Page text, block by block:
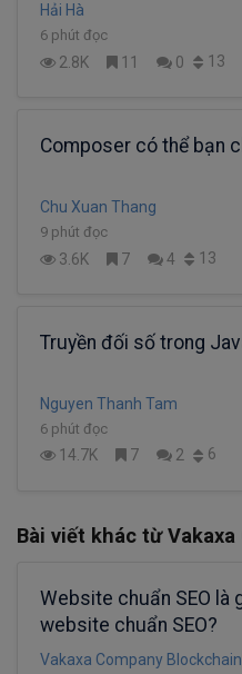
Hải Hà
6 phút đọc
2.8K 11 0 13
Composer có thể bạn
Chu Xuan Thang
9 phút đọc
3.6K 7 4 13
Truyền đối số trong
Nguyen Thanh Tam
6 phút đọc
14.7K 7 2 6
Bài viết khác từ
Website chuẩn SEO là
website chuẩn SEO?
Vakaxa Company Blockchain